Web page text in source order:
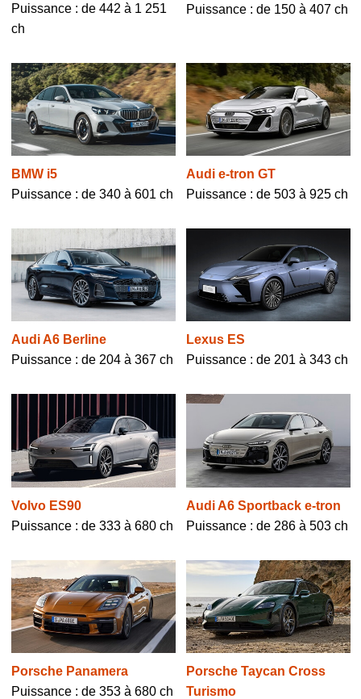
Puissance : de 442 à 1 251
ch
Puissance : de 150 à 407 ch
BMW i5
Puissance : de 340 à 601 ch
Audi e-tron GT
Puissance : de 503 à 925 ch
Audi A6 Berline
Puissance : de 204 à 367 ch
Lexus ES
Puissance : de 201 à 343 ch
Volvo ES90
Puissance : de 333 à 680 ch
Audi A6 Sportback e-tron
Puissance : de 286 à 503 ch
Porsche Panamera
Puissance : de 353 à 680 ch
Porsche Taycan Cross
Turismo